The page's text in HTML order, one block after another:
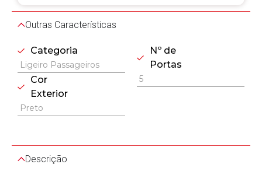
Outras Características
Categoria
Ligeiro Passageiros
Cor
Exterior
Preto
Nº de
Portas
5
Descrição